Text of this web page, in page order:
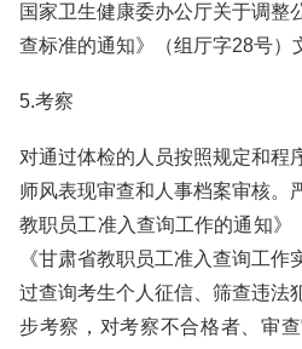
国家卫生健康委办公厅关于调整
查标准的通知》（组厅字28号）
5.考察
对通过体检的人员按照规定和程
师风表现审查和人事档案审核。
教职员工准入查询工作的通知》
《甘肃省教职员工准入查询工作
过查询考生个人征信、筛查违法
步考察，对考察不合格者、审